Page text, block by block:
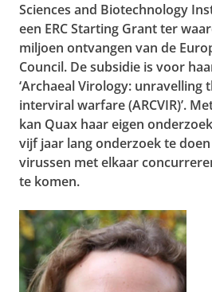
Sciences and Biotechnology
een ERC Starting Grant ter
miljoen ontvangen van de
Council. De subsidie is voor
‘Archaeal Virology: unravelling
interviral warfare (ARCVIR)’.
kan Quax haar eigen
vijf jaar lang onderzoek te
virussen met elkaar
te komen.